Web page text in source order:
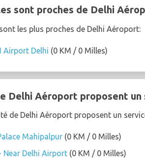
sont proches de Delhi
les plus proches de Delhi Aéroport:
Airport Delhi (0 KM / 0 Milles)
Delhi Aéroport proposent
de Delhi Aéroport proposent un
Mahipalpur (0 KM / 0 Milles)
Near Delhi Airport (0 KM / 0 Milles)